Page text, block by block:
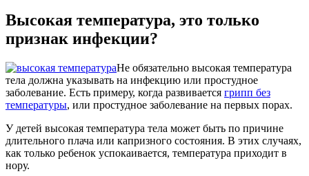
Высокая температура, это только
признак инфекции?
Не обязательно высокая температура
тела должна указывать на инфекцию или простудное
заболевание. Есть примеру, когда развивается грипп без
температуры, или простудное заболевание на первых порах.
У детей высокая температура тела может быть по причине
длительного плача или капризного состояния. В этих случаях,
как только ребенок успокаивается, температура приходит в
нору.